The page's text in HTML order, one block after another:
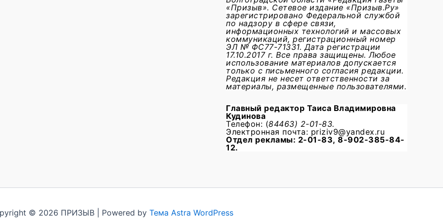
«Призыв». Сетевое издание «Призыв.Ру»
зарегистрировано Федеральной службой
по надзору в сфере связи,
информационных технологий и массовых
коммуникаций, регистрационный номер
ЭЛ № ФС77-71331. Дата регистрации
17.10.2017 г. Все права защищены. Любое
использование материалов допускается
только с письменного согласия редакции.
Редакция не несет ответственности за
материалы, размещенные пользователями.
Главный редактор Таиса Владимировна
Кудинова
Телефон: (84463) 2-01-83.
Электронная почта: priziv9@yandex.ru
Отдел рекламы: 2-01-83, 8-902-385-84-
12.
© 2026 ПРИЗЫВ | Powered by Тема Astra WordPress